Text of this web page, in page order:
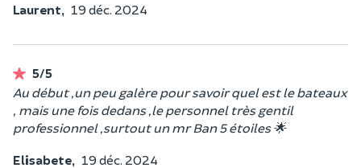
Laurent, 19 déc. 2024
5/5
Au début ,un peu galère pour savoir quel est le bateaux
, mais une fois dedans ,le personnel très gentil
professionnel ,surtout un mr Ban 5 étoiles 🌟
Elisabete, 19 déc. 2024